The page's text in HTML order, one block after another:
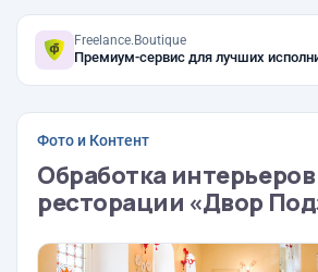
Freelance.Boutique
Премиум-сервис для лучших
Фото и Контент
Обработка
ресторации «Двор